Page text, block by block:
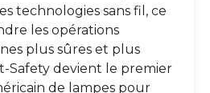
technologies sans fil, ce
les opérations
plus sûres et plus
Safety devient le premier
de lampes pour